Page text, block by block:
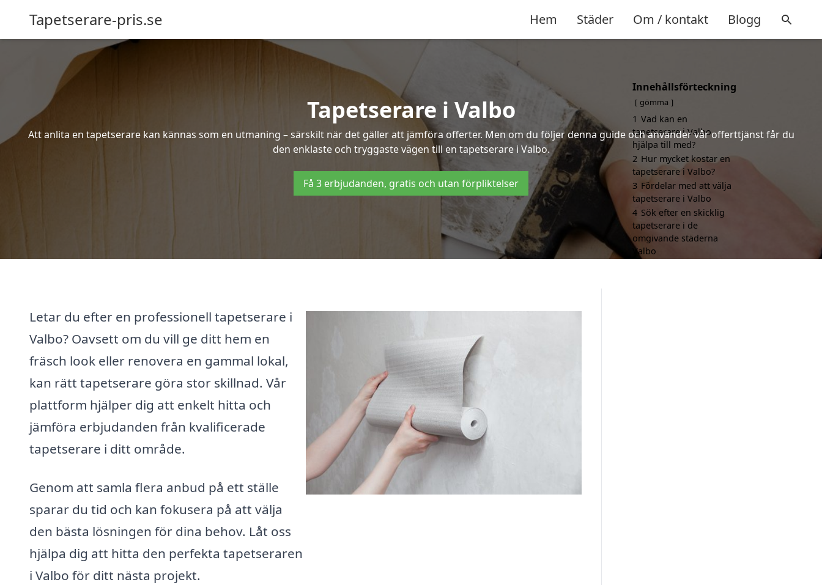
Tapetserare-pris.se Hem Städer Om / kontakt Blogg
Tapetserare i Valbo
Att anlita en tapetserare kan kännas som en utmaning – särskilt när det gäller att jämföra offerter. Men om du följer denna guide och använder vår offerttjänst får du
den enklaste och tryggaste vägen till en tapetserare i Valbo.
Få 3 erbjudanden, gratis och utan förpliktelser
Letar du efter en professionell tapetserare i
Valbo? Oavsett om du vill ge ditt hem en
fräsch look eller renovera en gammal lokal,
kan rätt tapetserare göra stor skillnad. Vår
plattform hjälper dig att enkelt hitta och
jämföra erbjudanden från kvalificerade
tapetserare i ditt område.
Genom att samla flera anbud på ett ställe
sparar du tid och kan fokusera på att välja
den bästa lösningen för dina behov. Låt oss
hjälpa dig att hitta den perfekta tapetseraren
i Valbo för ditt nästa projekt.
Innehållsförteckning
gömma
1 Vad kan en
tapetserare i Valbo
hjälpa till med?
2 Hur mycket kostar en
tapetserare i Valbo?
3 Fördelar med att välja
tapetserare i Valbo
4 Sök efter en skicklig
tapetserare i de
omgivande städerna
Valbo